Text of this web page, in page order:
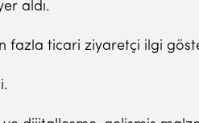
aldı.
fazla ticari ziyaretçi ilgi